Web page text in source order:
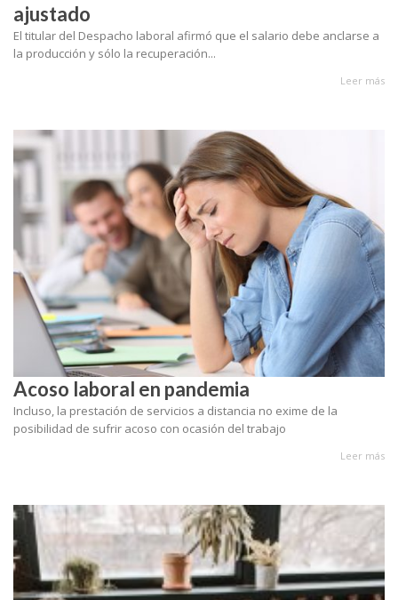
ajustado
El titular del Despacho laboral afirmó que el salario debe anclarse a
la producción y sólo la recuperación...
Leer más
Acoso laboral en pandemia
Incluso, la prestación de servicios a distancia no exime de la
posibilidad de sufrir acoso con ocasión del trabajo
Leer más